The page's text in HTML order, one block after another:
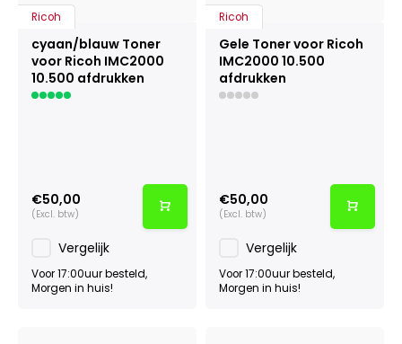
Ricoh
cyaan/blauw Toner
voor Ricoh IMC2000
10.500 afdrukken
€50,00
(Excl. btw)
Vergelijk
Voor 17:00uur besteld,
Morgen in huis!
Ricoh
Gele Toner voor Ricoh
IMC2000 10.500
afdrukken
€50,00
(Excl. btw)
Vergelijk
Voor 17:00uur besteld,
Morgen in huis!